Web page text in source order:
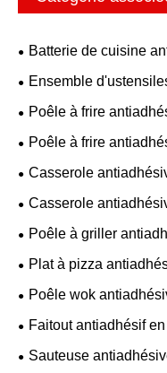
Batterie de cuisine
Ensemble
aluminium
Poêle à frire
Poêle à frire
Casserole
Casserole
Poêle à griller
Plat à pizza
Poêle wok
Faitout antiadhésif
Sauteuse